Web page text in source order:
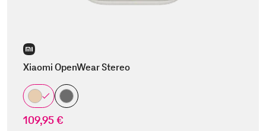
Xiaomi OpenWear Stereo
109,95 €